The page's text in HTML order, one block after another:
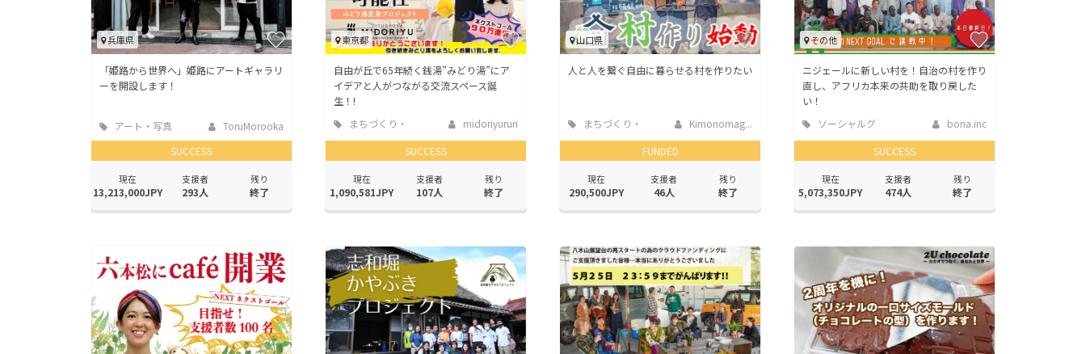
兵庫県
「姫路から世界へ」姫路にアートギャラリ
ーを開設します！
アート・写真
ToruMorooka
SUCCESS
現在
13,213,000JPY
支援者
293人
残り
終了
東京都
自由が丘で65年続く銭湯”みどり湯”にア
イデアと人がつながる交流スペース誕
生！!
まちづくり・
地域活性化
midoriyururi
SUCCESS
現在
1,090,581JPY
支援者
107人
残り
終了
山口県
人と人を繋ぐ自由に暮らせる村を作りたい
まちづくり・
地域活性化
Kimonomag...
FUNDED
現在
290,500JPY
支援者
46人
残り
終了
その他
ニジェールに新しい村を！自治の村を作り
直し、アフリカ本来の共助を取り戻した
い！
ソーシャルグ
ッド
bona.inc
SUCCESS
現在
5,073,350JPY
支援者
474人
残り
終了